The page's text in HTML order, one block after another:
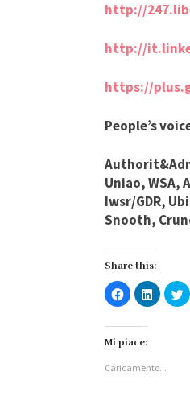
http://
http://
https://
People’s
Uniao, WSA,
Iwsr/GDR,
Snooth,
Share this:
Fai
clic
su
Facebook
(Si
in
Fai
clic
apre
Mi piace:
Caricamento...